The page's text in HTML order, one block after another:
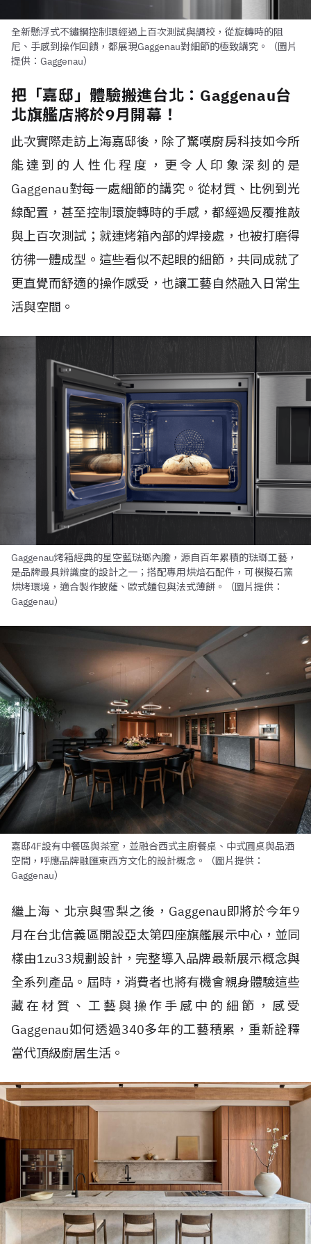
全新懸浮式不鏽鋼控制環經過上百次測試與調校，從旋轉時的阻
尼、手感到操作回饋，都展現Gaggenau對細節的極致講究。（圖片
提供：Gaggenau）
把「嘉邸」體驗搬進台北：Gaggenau台
北旗艦店將於9月開幕！
此次實際走訪上海嘉邸後，除了驚嘆廚房科技如今所
能達到的人性化程度，更令人印象深刻的是
Gaggenau對每一處細節的講究。從材質、比例到光
線配置，甚至控制環旋轉時的手感，都經過反覆推敲
與上百次測試；就連烤箱內部的焊接處，也被打磨得
彷彿一體成型。這些看似不起眼的細節，共同成就了
更直覺而舒適的操作感受，也讓工藝自然融入日常生
活與空間。
Gaggenau烤箱經典的星空藍琺瑯內膽，源自百年累積的琺瑯工藝，
是品牌最具辨識度的設計之一；搭配專用烘焙石配件，可模擬石窯
烘烤環境，適合製作披薩、歐式麵包與法式薄餅。（圖片提供：
Gaggenau）
嘉邸4F設有中餐區與茶室，並融合西式主廚餐桌、中式圓桌與品酒
空間，呼應品牌融匯東西方文化的設計概念。（圖片提供：
Gaggenau）
繼上海、北京與雪梨之後，Gaggenau即將於今年9
月在台北信義區開設亞太第四座旗艦展示中心，並同
樣由1zu33規劃設計，完整導入品牌最新展示概念與
全系列產品。屆時，消費者也將有機會親身體驗這些
藏在材質、工藝與操作手感中的細節，感受
Gaggenau如何透過340多年的工藝積累，重新詮釋
當代頂級廚居生活。